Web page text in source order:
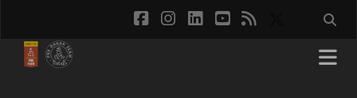
facebook
instagram
linkedinyoutube
rss